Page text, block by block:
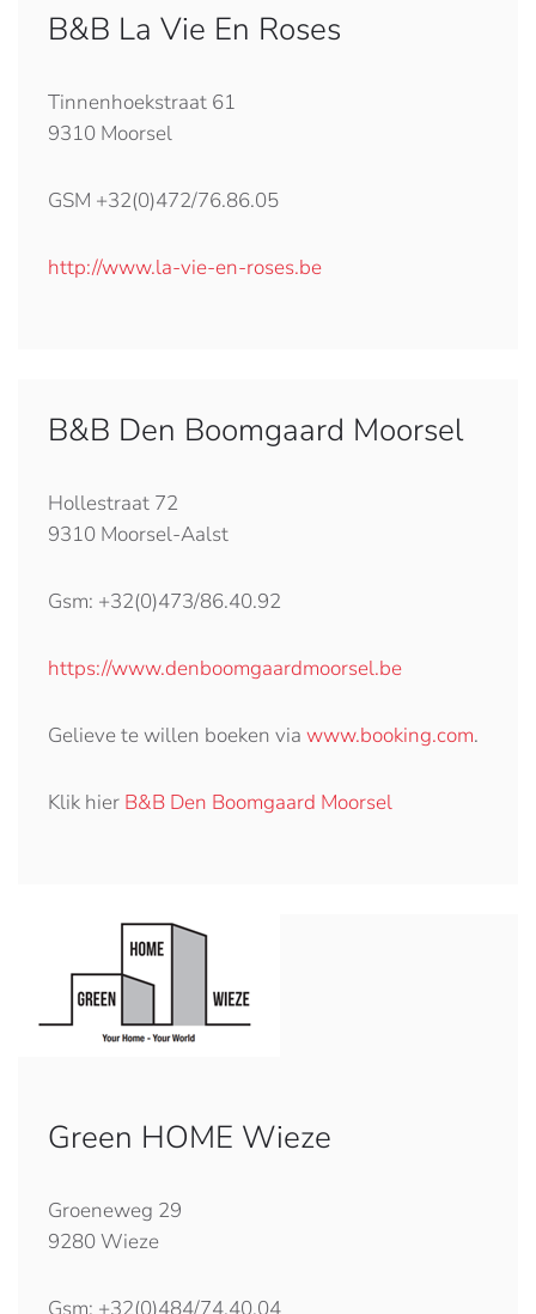
B&B La Vie En Roses
Tinnenhoekstraat 61
9310 Moorsel
GSM +32(0)472/76.86.05
http://www.la-vie-en-roses.be
B&B Den Boomgaard Moorsel
Hollestraat 72
9310 Moorsel-Aalst
Gsm: +32(0)473/86.40.92
https://www.denboomgaardmoorsel.be
Gelieve te willen boeken via www.booking.com.
Klik hier B&B Den Boomgaard Moorsel
Green HOME Wieze
Groeneweg 29
9280 Wieze